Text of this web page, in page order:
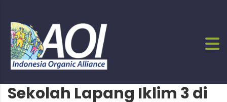
Sekolah Lapang Iklim 3 di